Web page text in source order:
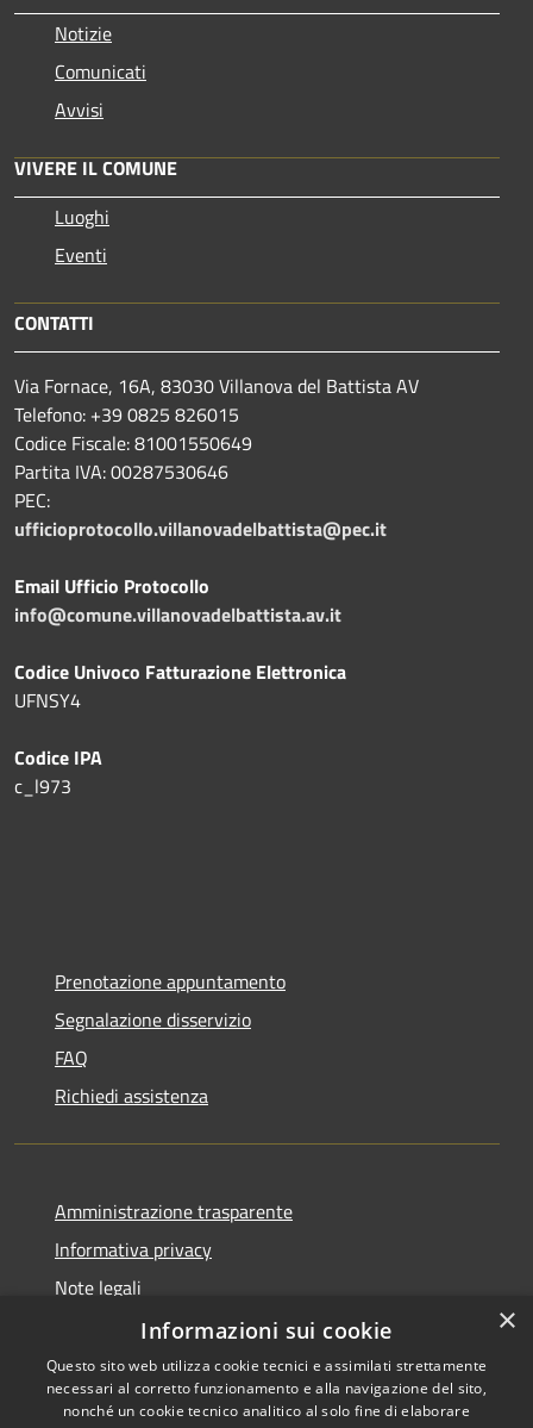
Notizie
Comunicati
Avvisi
VIVERE IL COMUNE
Luoghi
Eventi
CONTATTI
Via Fornace, 16A, 83030 Villanova del Battista AV
Telefono: +39 0825 826015
Codice Fiscale: 81001550649
Partita IVA: 00287530646
PEC:
ufficioprotocollo.villanovadelbattista@pec.it
Email Ufficio Protocollo
info@comune.villanovadelbattista.av.it
Codice Univoco Fatturazione Elettronica
UFNSY4
Codice IPA
c_l973
Prenotazione appuntamento
Segnalazione disservizio
FAQ
Richiedi assistenza
Amministrazione trasparente
Informativa privacy
Note legali
Dichiarazione di accessibilità
×
Informazioni sui cookie
Questo sito web utilizza cookie tecnici e assimilati strettamente
necessari al corretto funzionamento e alla navigazione del sito,
nonché un cookie tecnico analitico al solo fine di elaborare